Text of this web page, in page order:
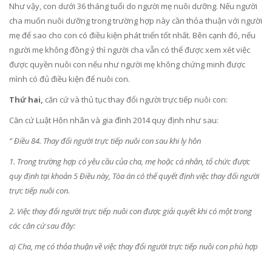
Như vậy, con dưới 36 tháng tuổi do người mẹ nuôi dưỡng. Nếu người
cha muốn nuôi dưỡng trong trường hợp này cần thỏa thuận với người
mẹ để sao cho con có điều kiện phát triển tốt nhất. Bên cạnh đó, nếu
người mẹ không đồng ý thì người cha vẫn có thể được xem xét việc
được quyền nuôi con nếu như người mẹ không chứng minh được
mình có đủ điều kiện để nuôi con.
Thứ hai, căn cứ và thủ tục thay đổi người trực tiếp nuôi con:
Căn cứ Luật Hôn nhân và gia đình 2014 quy định như sau:
” Điều 84. Thay đổi người trực tiếp nuôi con sau khi ly hôn
1. Trong trường hợp có yêu cầu của cha, mẹ hoặc cá nhân, tổ chức được
quy định tại khoản 5 Điều này, Tòa án có thể quyết định việc thay đổi người
trực tiếp nuôi con.
2. Việc thay đổi người trực tiếp nuôi con được giải quyết khi có một trong
các căn cứ sau đây:
a) Cha, mẹ có thỏa thuận về việc thay đổi người trực tiếp nuôi con phù hợp